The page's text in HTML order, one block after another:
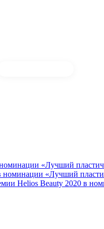
«Лучший
«Лучший
Helios Beauty 2020 в